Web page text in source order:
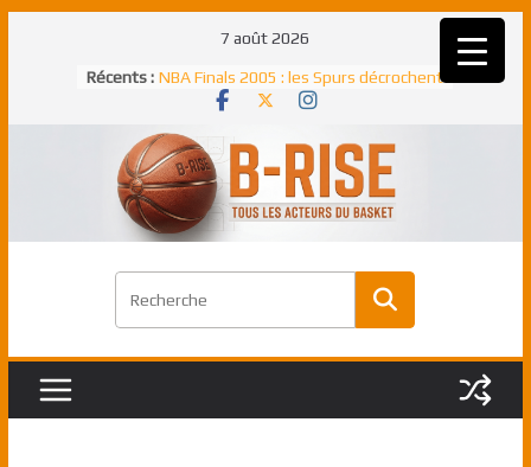
7 août 2026
Récents : NBA Finals 2005 : les Spurs décrochent
un troisième titre NBA, la rude bataille
NBA Finals 2021 : les Bucks et Giannis
Antetokounmpo triomphent, le Greek
Freek élu MVP
Shai Gilgeous-Alexander : son premier
match à plus de 40 points en NBA, le
Pau Gasol dans l’histoire en 2002 :
premier européen sacré Rookie de
Rudy Gobert, deuxième Français élu